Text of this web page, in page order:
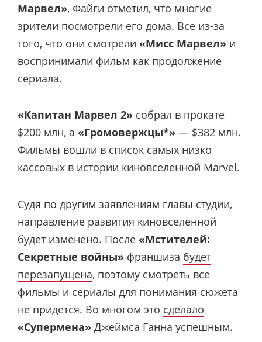
Марвел», Файги отметил, что многие
зрители посмотрели его дома. Все из-за
того, что они смотрели «Мисс Марвел» и
воспринимали фильм как продолжение
сериала.
«Капитан Марвел 2» собрал в прокате
$200 млн, а «Громовержцы*» — $382 млн.
Фильмы вошли в список самых низко
кассовых в истории киновселенной Marvel.
Судя по другим заявлениям главы студии,
направление развития киновселенной
будет изменено. После «Мстителей:
Секретные войны» франшиза будет
перезапущена, поэтому смотреть все
фильмы и сериалы для понимания сюжета
не придется. Во многом это сделало
«Супермена» Джеймса Ганна успешным.